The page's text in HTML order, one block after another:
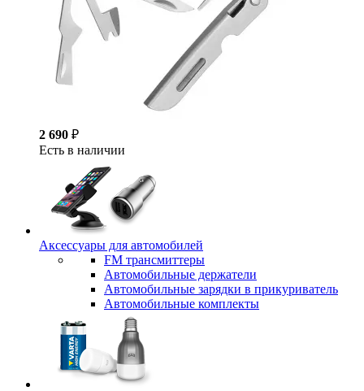
2 690 ₽
Есть в наличии
Аксессуары для автомобилей
FM трансмиттеры
Автомобильные держатели
Автомобильные зарядки в прикуриватель
Автомобильные комплекты